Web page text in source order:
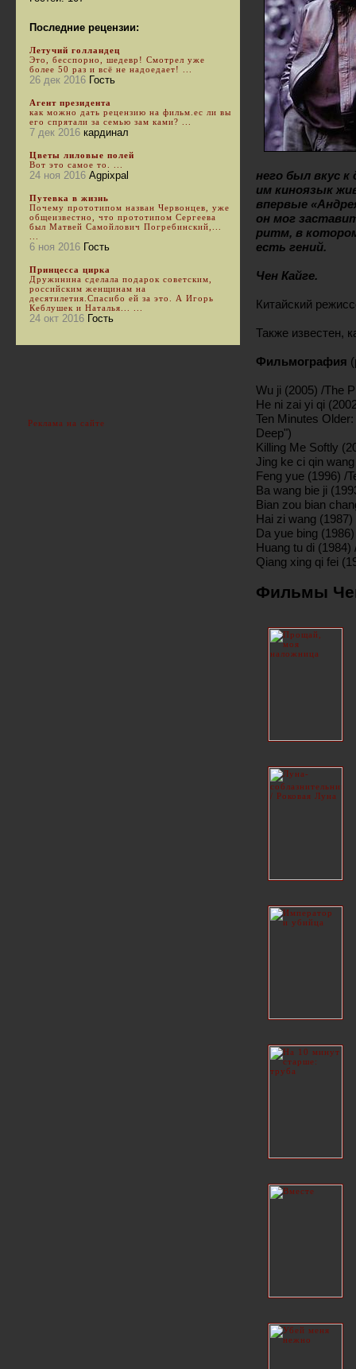
него был вкус
им киноязык
впервые
он мог
ритм, в
есть гений.
Чен Кайге.
Китайский
Также известен,
Фильмография
Wu ji (2005) /The
He ni zai yi qi
Ten Minutes
Deep")
Killing Me Softly
Jing ke ci qin
Feng yue (1996) /
Ba wang bie ji
Bian zou bian
Hai zi wang
Da yue bing
Huang tu di (1984)
Qiang xing qi fei
Фильмы
Последние рецензии:
Летучий голландец
Это, бесспорно, шедевр! Смотрел уже
более 50 раз и всё не надоедает! ...
26 дек 2016 Гость
Агент президента
как можно дать рецензию на фильм.ес ли вы
его спрятали за семью зам ками? ...
7 дек 2016 кардинал
Цветы лиловые полей
Вот это самое то. ...
24 ноя 2016 Agpixpal
Путевка в жизнь
Почему прототипом назван Червонцев, уже
общеизвестно, что прототипом Сергеева
был Матвей Самойлович Погребинский,...
6 ноя 2016 Гость
Принцесса цирка
Дружинина сделала подарок советским,
российским женщинам на
десятилетия.Спасибо ей за это. А Игорь
Кеблушек и Наталья... ...
24 окт 2016 Гость
Реклама на сайте